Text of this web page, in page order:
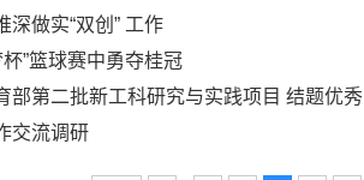
做实“双创” 工作
”篮球赛中勇夺桂冠
部第二批新工科研究与实践项目 结题优秀
交流调研